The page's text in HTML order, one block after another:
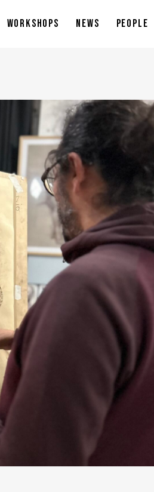
WORKSHOPS NEWS PEOPLE